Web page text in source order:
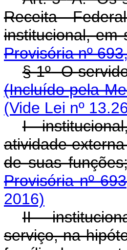
Receita
Provisória nº
§ 1ºO
(Incluído pela
(Vide Lei nº
I -
atividade
de
Provisória nº
2016)
II -
serviço, na